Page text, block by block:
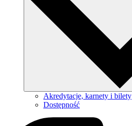
Akredytacje, karnety i bilety
Dostępność